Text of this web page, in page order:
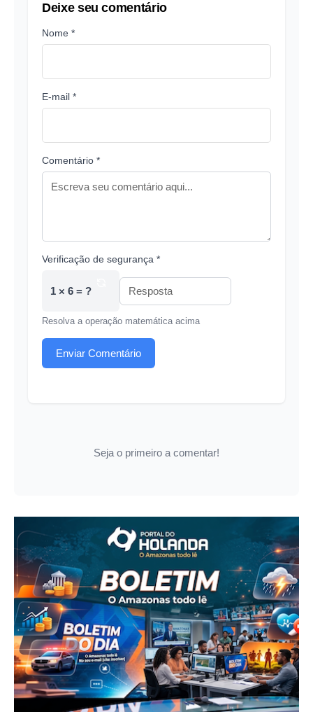
Deixe seu comentário
Nome *
E-mail *
Comentário *
Verificação de segurança *
1 × 6 = ?
Resolva a operação matemática acima
Enviar Comentário
Seja o primeiro a comentar!